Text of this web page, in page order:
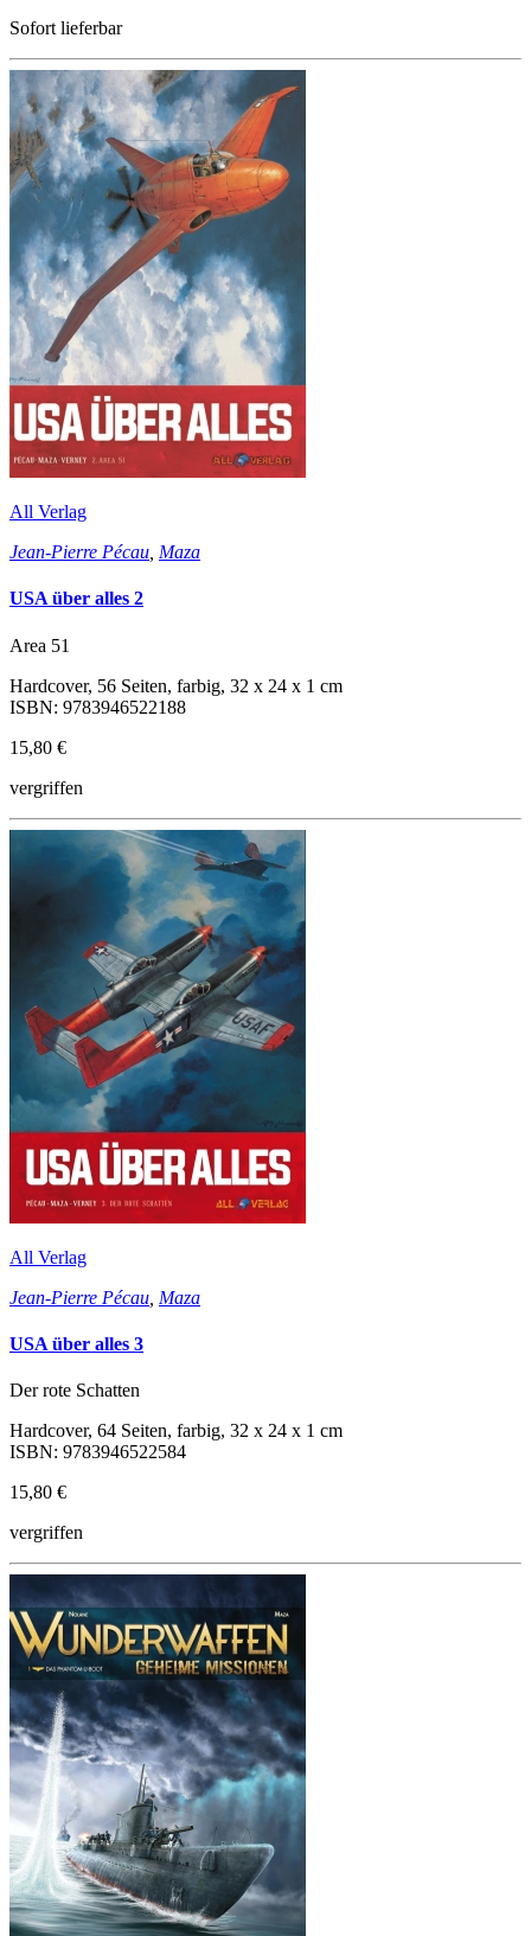
Sofort lieferbar
All Verlag
Jean-Pierre Pécau Maza
USA über alles 2
Area 51
Hardcover, 56 Seiten, farbig, 32 x 24 x 1 cm
ISBN: 9783946522188
15,80 €
vergriffen
All Verlag
Jean-Pierre Pécau Maza
USA über alles 3
Der rote Schatten
Hardcover, 64 Seiten, farbig, 32 x 24 x 1 cm
ISBN: 9783946522584
15,80 €
vergriffen